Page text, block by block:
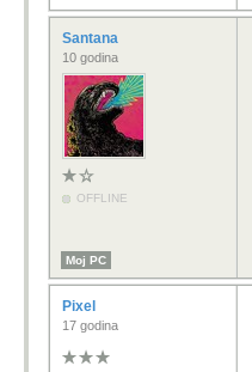
Santana
10 godina
OFFLINE
Moj PC
Pixel
17 godina